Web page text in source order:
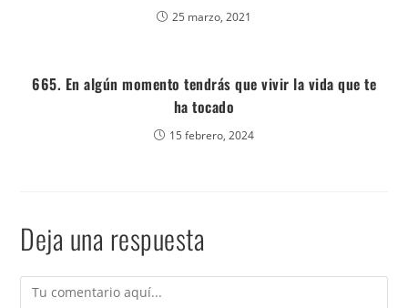
25 marzo, 2021
665. En algún momento tendrás que vivir la vida que te
ha tocado
15 febrero, 2024
Deja una respuesta